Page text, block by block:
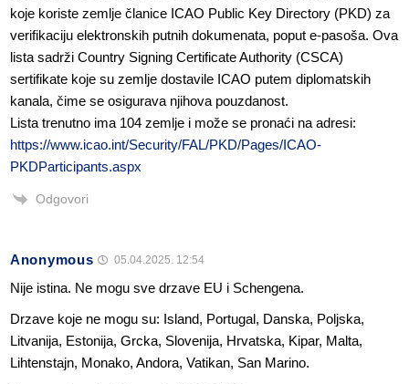
koje koriste zemlje članice ICAO Public Key Directory (PKD) za
verifikaciju elektronskih putnih dokumenata, poput e-pasoša. Ova
lista sadrži Country Signing Certificate Authority (CSCA)
sertifikate koje su zemlje dostavile ICAO putem diplomatskih
kanala, čime se osigurava njihova pouzdanost.
Lista trenutno ima 104 zemlje i može se pronaći na adresi:
https://www.icao.int/Security/FAL/PKD/Pages/ICAO-
PKDParticipants.aspx
Odgovori
Anonymous 05.04.2025. 12:54
Nije istina. Ne mogu sve drzave EU i Schengena.
Drzave koje ne mogu su: Island, Portugal, Danska, Poljska,
Litvanija, Estonija, Grcka, Slovenija, Hrvatska, Kipar, Malta,
Lihtenstajn, Monako, Andora, Vatikan, San Marino.